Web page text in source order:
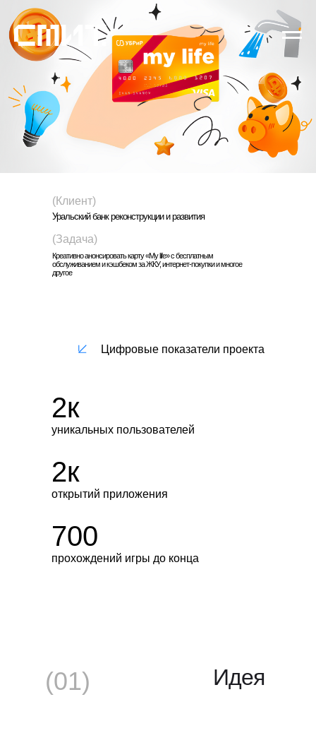
(Клиент)
Уральский банк реконструкции и развития
(Задача)
Креативно анонсировать карту «My life» с бесплатным
обслуживанием и кэшбеком за ЖКУ, интернет-покупки и многое
другое
2к
уникальных пользователей
2к
открытий приложения
Цифровые показатели проекта
700
прохождений игры до конца
(01)
пользователь должен правильно
Идея